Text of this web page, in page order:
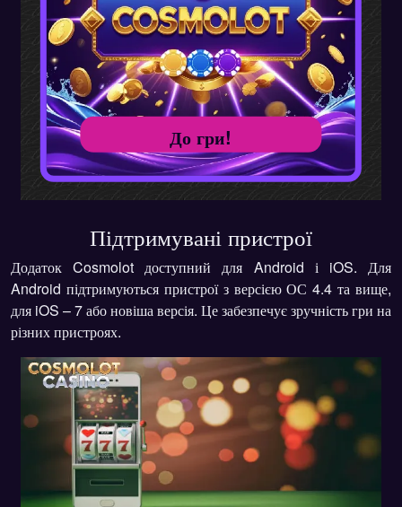
Підтримувані пристрої
Додаток Cosmolot доступний для Android і iOS. Для
Android підтримуються пристрої з версією ОС 4.4 та вище,
для iOS – 7 або новіша версія. Це забезпечує зручність гри на
різних пристроях.
До гри!